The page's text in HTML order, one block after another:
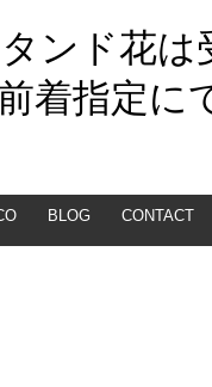
ンド花
着指定に
BLOG CONTACT